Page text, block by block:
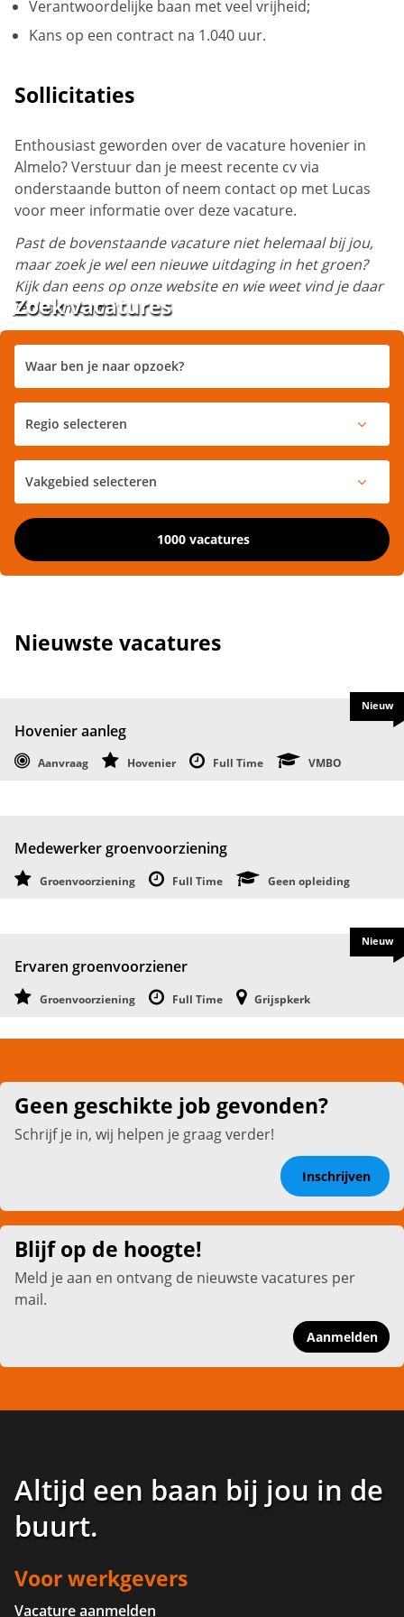
Verantwoordelijke baan met veel vrijheid;
Kans op een contract na 1.040 uur.
Sollicitaties
Enthousiast geworden over de vacature hovenier in
Almelo? Verstuur dan je meest recente cv via
onderstaande button of neem contact op met Lucas
voor meer informatie over deze vacature.
Past de bovenstaande vacature niet helemaal bij jou,
maar zoek je wel een nieuwe uitdaging in het groen?
Kijk dan eens op onze website en wie weet vind je daar
je droombaan!
Zoek vacatures
1000 vacatures
Nieuwste vacatures
Hovenier aanleg
Aanvraag Hovenier Full Time VMBO
Nieuw
Medewerker groenvoorziening
Groenvoorziening Full Time Geen opleiding
Ervaren groenvoorziener
Groenvoorziening Full Time Grijspkerk
Nieuw
Geen geschikte job gevonden?
Schrijf je in, wij helpen je graag verder!
Inschrijven
Blijf op de hoogte!
Meld je aan en ontvang de nieuwste vacatures per
mail.
Aanmelden
Altijd een baan bij jou in de
buurt.
Voor werkgevers
Vacature aanmelden